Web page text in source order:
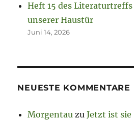
Heft 15 des
unserer Haustür
Juni 14, 2026
NEUESTE KOMMENTARE
Morgentau zuJetzt ist